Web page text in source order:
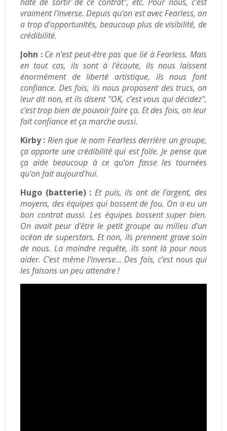
vraiment l'inverse. Depuis qu'on est avec Fearless, on
a trop d'opportunités, beaucoup plus de visibilité, de
crédibilité.
John : Ce n'est peut-être pas que lié à Fearless. Mais
en tout cas, ils sont à l'écoute, ils nous laissent
énormément de liberté artistique, ils nous font
confiance. Des fois, ils nous proposent des trucs, on
leur dit non, et ils disent "OK, c’est vous qui décidez",
c'est trop bien de pouvoir faire ça. Et des fois, on leur
fait confiance et ça marche aussi.
Kirby : Rien que le nom Fearless derrière un groupe,
ça apporte une crédibilité qui est folle. Je pense que
ça aide beaucoup à ce qu'on fasse les tournées
qu'on fait aujourd'hui.
Hugo (batterie) : Et puis, ils ont de l'argent, des
moyens, des équipes qui bossent de fou. On a eu un
bon contrat aussi. Les équipes bossent super bien.
On avait peur d'être le petit groupe au milieu d'un
océan de superstars. Et non, ils prennent grave soin
de nous. La moindre requête, ils sont là pour nous
aider. C'est même l'inverse… Des fois, c’est nous qui
les faisons un peu attendre !